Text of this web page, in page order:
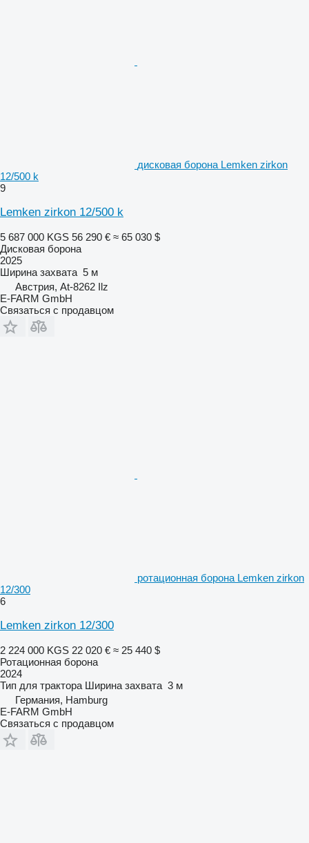
дисковая борона Lemken zirkon
12/500 k
9
Lemken zirkon 12/500 k
5 687 000 KGS 56 290 € ≈ 65 030 $
Дисковая борона
2025
Ширина захвата 5 м
Австрия, At-8262 Ilz
E-FARM GmbH
Связаться с продавцом
ротационная борона Lemken zirkon
12/300
6
Lemken zirkon 12/300
2 224 000 KGS 22 020 € ≈ 25 440 $
Ротационная борона
2024
Тип для трактора Ширина захвата 3 м
Германия, Hamburg
E-FARM GmbH
Связаться с продавцом